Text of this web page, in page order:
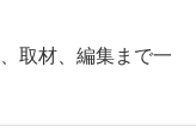
取材、編集まで一